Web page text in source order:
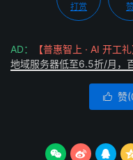
打赏
AD： 【普惠智上 · AI 开工礼
地域服务器低至6.5折/月，
 赞(
  